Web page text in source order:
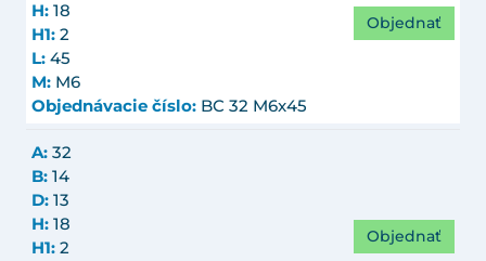
H: 18
H1: 2
L: 45
M: M6
Objednávacie číslo: BC 32 M6x45
Objednať
A: 32
B: 14
D: 13
H: 18
H1: 2
Objednať